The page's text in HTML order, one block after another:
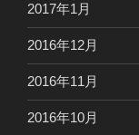
2017年1月
2016年12月
2016年11月
2016年10月